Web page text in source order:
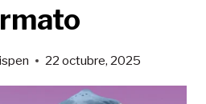
22 octubre, 2025